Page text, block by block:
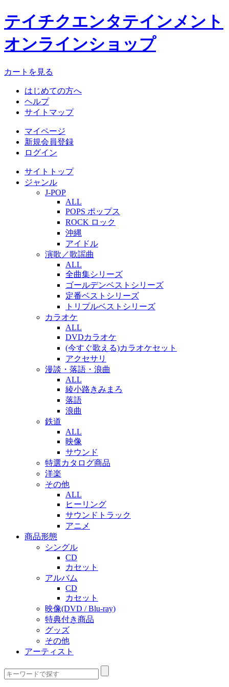
テイチクエンタテインメント
オンラインショップ
カートを見る
はじめての方へ
ヘルプ
サイトマップ
マイページ
新規会員登録
ログイン
サイトトップ
ジャンル
J-POP
ALL
POPS ポップス
ROCK ロック
沖縄
アイドル
演歌／歌謡曲
ALL
全曲集シリーズ
ゴールデンベストシリーズ
定番ベストシリーズ
トリプルベストシリーズ
カラオケ
ALL
DVDカラオケ
(今すぐ歌える)カラオケセット
アクセサリ
漫談・落語・浪曲
ALL
綾小路きみまろ
落語
浪曲
鉄道
ALL
映像
サウンド
特選カタログ商品
洋楽
その他
ALL
ヒーリング
サウンドトラック
アニメ
商品形態
シングル
CD
カセット
アルバム
CD
カセット
映像(DVD / Blu-ray)
特典付き商品
グッズ
その他
アーティスト